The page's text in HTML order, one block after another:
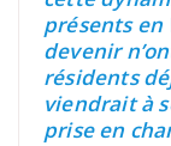
présents
devenir
résidents
viendrait à
prise en